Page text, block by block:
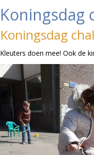
Koningsdag
Koningsdag
Kleuters doen mee! Ook de